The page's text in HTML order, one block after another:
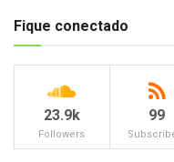
Fique conectado
23.9k
Followers
99